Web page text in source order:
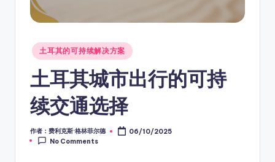
Posted
in
土耳其的可持续解决方案
土耳其城市出行的可持
续交通选择
Posted
by
作者：费利克斯·格林菲尔德
06/10/2025
No Comments